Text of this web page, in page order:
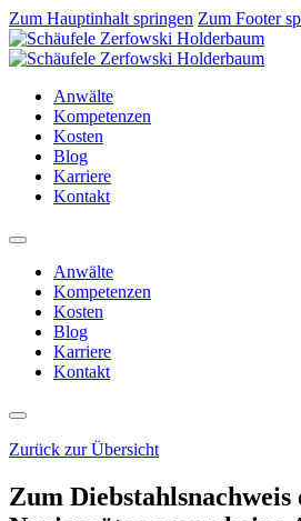
Zum Hauptinhalt springen Zum Footer
Anwälte
Kompetenzen
Kosten
Blog
Karriere
Kontakt
Anwälte
Kompetenzen
Kosten
Blog
Karriere
Kontakt
Zurück zur Übersicht
Zum Diebstahlsnachweis